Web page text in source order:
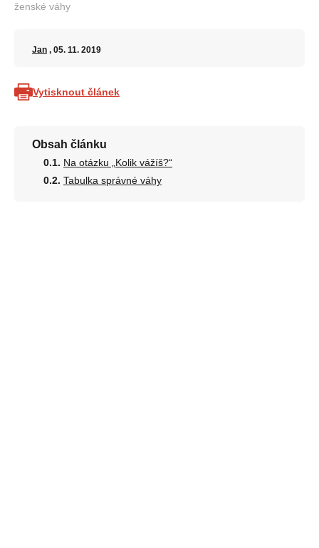
ženské váhy
Jan , 05. 11. 2019
Vytisknout článek
Obsah článku
Na otázku „Kolik vážíš?“
Tabulka správné váhy